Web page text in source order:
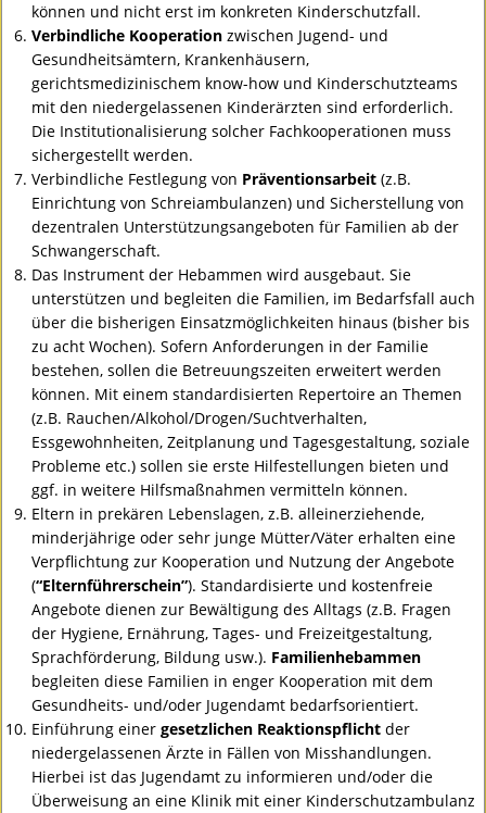
können und nicht erst im konkreten Kinderschutzfall.
Verbindliche Kooperation zwischen Jugend- und
Gesundheitsämtern, Krankenhäusern,
gerichtsmedizinischem know-how und Kinderschutzteams
mit den niedergelassenen Kinderärzten sind erforderlich.
Die Institutionalisierung solcher Fachkooperationen muss
sichergestellt werden.
Verbindliche Festlegung von Präventionsarbeit (z.B.
Einrichtung von Schreiambulanzen) und Sicherstellung von
dezentralen Unterstützungsangeboten für Familien ab der
Schwangerschaft.
Das Instrument der Hebammen wird ausgebaut. Sie
unterstützen und begleiten die Familien, im Bedarfsfall auch
über die bisherigen Einsatzmöglichkeiten hinaus (bisher bis
zu acht Wochen). Sofern Anforderungen in der Familie
bestehen, sollen die Betreuungszeiten erweitert werden
können. Mit einem standardisierten Repertoire an Themen
(z.B. Rauchen/Alkohol/Drogen/Suchtverhalten,
Essgewohnheiten, Zeitplanung und Tagesgestaltung, soziale
Probleme etc.) sollen sie erste Hilfestellungen bieten und
ggf. in weitere Hilfsmaßnahmen vermitteln können.
Eltern in prekären Lebenslagen, z.B. alleinerziehende,
minderjährige oder sehr junge Mütter/Väter erhalten eine
Verpflichtung zur Kooperation und Nutzung der Angebote
(“Elternführerschein”). Standardisierte und kostenfreie
Angebote dienen zur Bewältigung des Alltags (z.B. Fragen
der Hygiene, Ernährung, Tages- und Freizeitgestaltung,
Sprachförderung, Bildung usw.). Familienhebammen
begleiten diese Familien in enger Kooperation mit dem
Gesundheits- und/oder Jugendamt bedarfsorientiert.
Einführung einergesetzlichen Reaktionspflicht der
niedergelassenen Ärzte in Fällen von Misshandlungen.
Hierbei ist das Jugendamt zu informieren und/oder die
Überweisung an eine Klinik mit einer Kinderschutzambulanz